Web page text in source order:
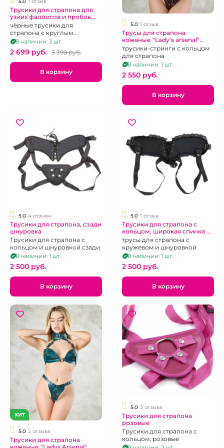
Трусики для страпона для
узких фаллосов и пробок
"No Mercy" Faster размер
M/L
чёрные трусики для
страпона с круглым
отверстием в виде
виниловых шортиков
В наличии: 3 шт.
2 699 pуб. 3 399 pуб.
В корзину
5.0 1 отзыв
Трусы для страпона
кожаные "Lady's arsenal"
бордовые (р 42-46)
трусики-стринги с кольцом
для страпона
В наличии: 1 шт.
2 550 pуб.
В корзину
5.0 4 отзыва
Трусики для страпона, сзади
шнуровка
Трусики для страпона с
кольцом и шнуровкой сзади.
В наличии: 1 шт.
2 500 pуб.
В корзину
5.0 1 отзыв
Трусики для страпона с
кольцом, широкая спинка на
шнуровке
трусы для страпона с
кружевом и шнуровкой
В наличии: 1 шт.
2 500 pуб.
В корзину
ХИТ
5.0 2 отзыва
Трусики для страпона
5.0 3 отзыва
Трусики для страпона
розовые
Трусики для страпона с
кольцом, розовые